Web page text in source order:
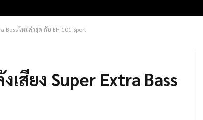
Bass ใหม่ล่าสุด กับ BH 101 Sport
สียง Super Extra Bass